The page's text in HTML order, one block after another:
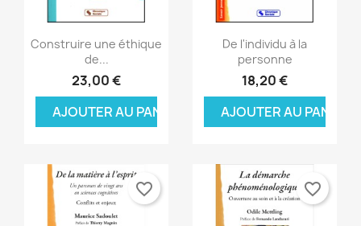
Aperçu rapide
Construire une éthique
de...
23,00 €
AJOUTER AU PANIER
Aperçu rapide
De l'individu à la
personne
18,20 €
AJOUTER AU PANIER
favorite_border favorite_border